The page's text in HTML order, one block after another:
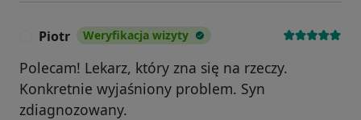
Piotr Weryfikacja wizyty
Polecam! Lekarz, który zna się na rzeczy.
Konkretnie wyjaśniony problem. Syn
zdiagnozowany.